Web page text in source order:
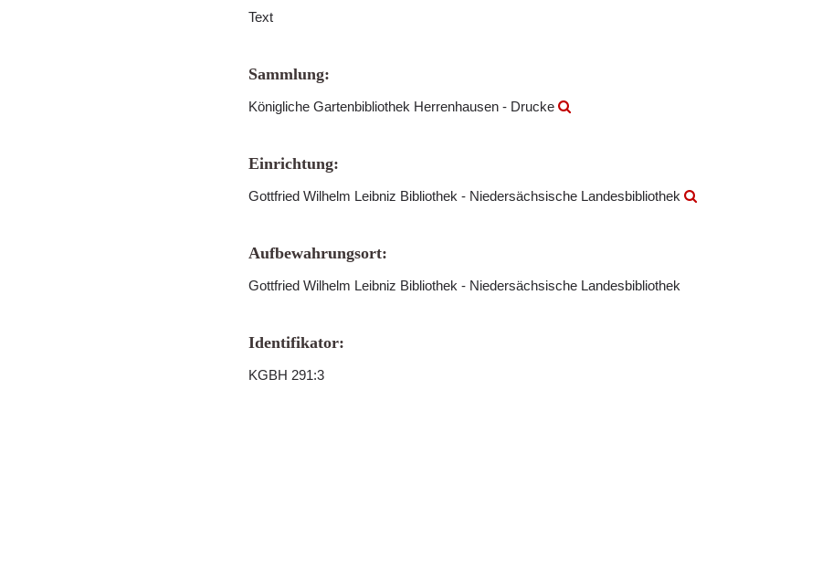
Text
Sammlung:
Königliche Gartenbibliothek Herrenhausen - Drucke
Einrichtung:
Gottfried Wilhelm Leibniz Bibliothek - Niedersächsische Landesbibliothek
Aufbewahrungsort:
Gottfried Wilhelm Leibniz Bibliothek - Niedersächsische Landesbibliothek
Identifikator:
KGBH 291:3